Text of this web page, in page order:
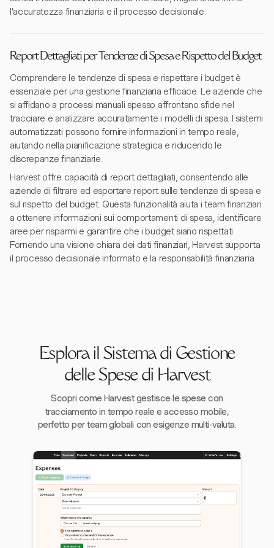
l'accuratezza finanziaria e il processo decisionale.
Report Dettagliati per Tendenze di Spesa e Rispetto del Budget
Comprendere le tendenze di spesa e rispettare i budget è
essenziale per una gestione finanziaria efficace. Le aziende che
si affidano a processi manuali spesso affrontano sfide nel
tracciare e analizzare accuratamente i modelli di spesa. I sistemi
automatizzati possono fornire informazioni in tempo reale,
aiutando nella pianificazione strategica e riducendo le
discrepanze finanziarie.
Harvest offre capacità di report dettagliati, consentendo alle
aziende di filtrare ed esportare report sulle tendenze di spesa e
sul rispetto del budget. Questa funzionalità aiuta i team finanziari
a ottenere informazioni sui comportamenti di spesa, identificare
aree per risparmi e garantire che i budget siano rispettati.
Fornendo una visione chiara dei dati finanziari, Harvest supporta
il processo decisionale informato e la responsabilità finanziaria.
Esplora il Sistema di Gestione
delle Spese di Harvest
Scopri come Harvest gestisce le spese con
tracciamento in tempo reale e accesso mobile,
perfetto per team globali con esigenze multi-valuta.